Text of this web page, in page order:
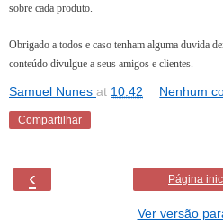
sobre cada produto.
Obrigado a todos e caso tenham alguma duvida
conteúdo divulgue a seus amigos e clientes.
Samuel Nunes at 10:42 Nenhum
Compartilhar
‹ Página
Ver versão